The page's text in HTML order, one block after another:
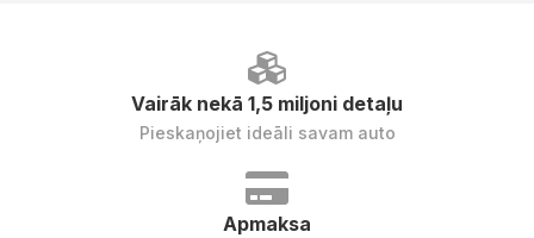
Vairāk nekā 1,5 miljoni detaļu
Pieskaņojiet ideāli savam auto
Apmaksa